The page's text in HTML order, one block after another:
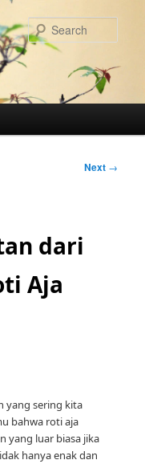
Next →
dari
Aja
yang sering kita
bahwa roti aja
yang luar biasa jika
hanya enak dan